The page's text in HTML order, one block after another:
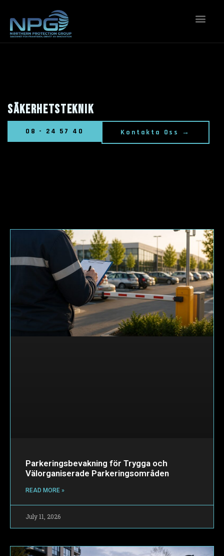
Säkerhetsteknik
08 - 24 57 40 Kontakta Oss →
Parkeringsbevakning för Trygga och
Välorganiserade Parkeringsområden
READ MORE »
July 11, 2026